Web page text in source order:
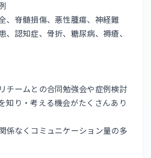
、脊髄損傷、悪性腫瘍、神経難
、認知症、骨折、糖尿病、褥瘡、
チームとの合同勉強会や症例検討
知り・考える機会がたくさんあり
係なくコミュニケーション量の多